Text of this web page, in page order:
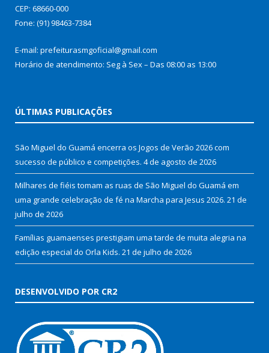
CEP: 68660-000
Fone: (91) 98463-7384
E-mail: prefeiturasmgoficial@gmail.com
Horário de atendimento: Seg à Sex – Das 08:00 as 13:00
ÚLTIMAS PUBLICAÇÕES
São Miguel do Guamá encerra os Jogos de Verão 2026 com
sucesso de público e competições. 4 de agosto de 2026
Milhares de fiéis tomam as ruas de São Miguel do Guamá em
uma grande celebração de fé na Marcha para Jesus 2026. 21 de
julho de 2026
Famílias guamaenses prestigiam uma tarde de muita alegria na
edição especial do Orla Kids. 21 de julho de 2026
DESENVOLVIDO POR CR2